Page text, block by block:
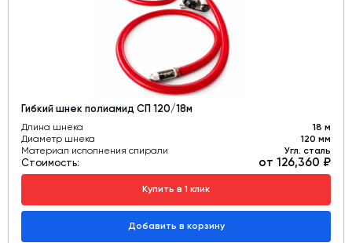
Гибкий шнек полиамид СП 120/18м
Длина шнека
18 м
Диаметр шнека
120 мм
Материал исполнения спирали
Угл. сталь
Стоимость: от 126,360 ₽
Купить в 1 клик
Добавить в корзину